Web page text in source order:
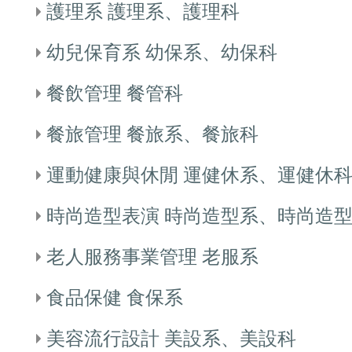
護理系 護理系、護理科
幼兒保育系 幼保系、幼保科
餐飲管理 餐管科
餐旅管理 餐旅系、餐旅科
運動健康與休閒 運健休系、運健休
時尚造型表演 時尚造型系、時尚造
老人服務事業管理 老服系
食品保健 食保系
美容流行設計 美設系、美設科